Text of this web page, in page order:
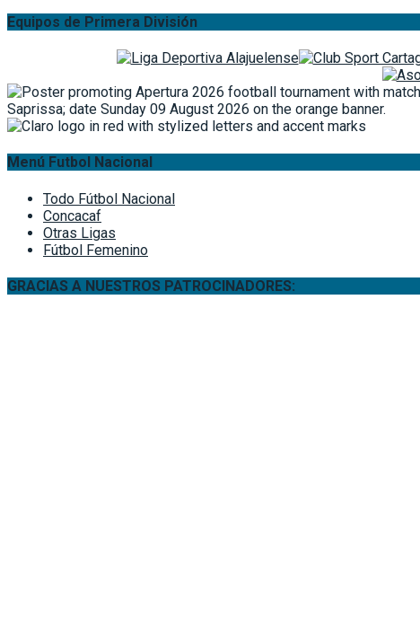
Equipos de Primera División
Menú Futbol Nacional
Todo Fútbol Nacional
Concacaf
Otras Ligas
Fútbol Femenino
GRACIAS A NUESTROS PATROCINADORES: